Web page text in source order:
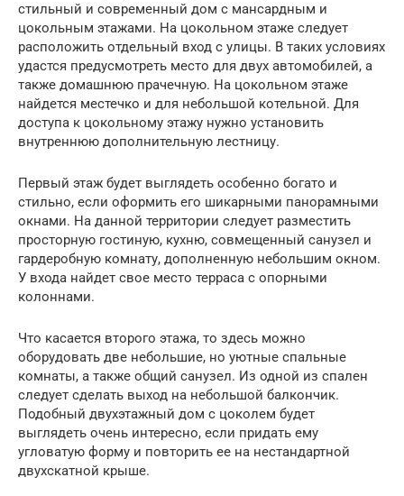
стильный и современный дом с мансардным и
цокольным этажами. На цокольном этаже следует
расположить отдельный вход с улицы. В таких условиях
удастся предусмотреть место для двух автомобилей, а
также домашнюю прачечную. На цокольном этаже
найдется местечко и для небольшой котельной. Для
доступа к цокольному этажу нужно установить
внутреннюю дополнительную лестницу.
Первый этаж будет выглядеть особенно богато и
стильно, если оформить его шикарными панорамными
окнами. На данной территории следует разместить
просторную гостиную, кухню, совмещенный санузел и
гардеробную комнату, дополненную небольшим окном.
У входа найдет свое место терраса с опорными
колоннами.
Что касается второго этажа, то здесь можно
оборудовать две небольшие, но уютные спальные
комнаты, а также общий санузел. Из одной из спален
следует сделать выход на небольшой балкончик.
Подобный двухэтажный дом с цоколем будет
выглядеть очень интересно, если придать ему
угловатую форму и повторить ее на нестандартной
двухскатной крыше.